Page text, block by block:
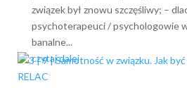
związek był znowu szczęśliwy; –
psychoterapeuci / psychologowie
banalne...
czytaj dalej